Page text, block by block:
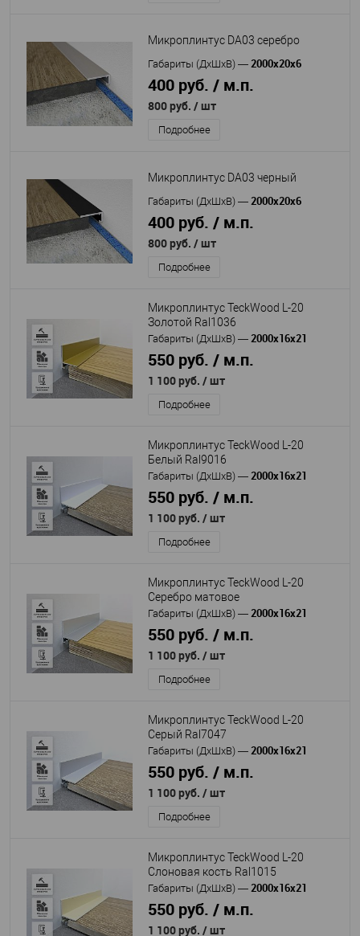
Микроплинтус DA03 серебро
Габариты (ДхШхВ) — 2000х20х6
400 руб. / м.п.
800 руб. / шт
Подробнее
Микроплинтус DA03 черный
Габариты (ДхШхВ) — 2000х20х6
400 руб. / м.п.
800 руб. / шт
Подробнее
Микроплинтус TeckWood L-20
Золотой Ral1036
Габариты (ДхШхВ) — 2000х16х21
550 руб. / м.п.
1 100 руб. / шт
Подробнее
Микроплинтус TeckWood L-20
Белый Ral9016
Габариты (ДхШхВ) — 2000х16х21
550 руб. / м.п.
1 100 руб. / шт
Подробнее
Микроплинтус TeckWood L-20
Серебро матовое
Габариты (ДхШхВ) — 2000х16х21
550 руб. / м.п.
1 100 руб. / шт
Подробнее
Микроплинтус TeckWood L-20
Серый Ral7047
Габариты (ДхШхВ) — 2000х16х21
550 руб. / м.п.
1 100 руб. / шт
Подробнее
Микроплинтус TeckWood L-20
Слоновая кость Ral1015
Габариты (ДхШхВ) — 2000х16х21
550 руб. / м.п.
1 100 руб. / шт